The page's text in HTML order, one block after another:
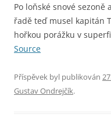
Po loňské snové
řadě teď musel kapitán
hořkou porážku v
Source
Příspěvek byl publikován
Gustav Ondrejčík.